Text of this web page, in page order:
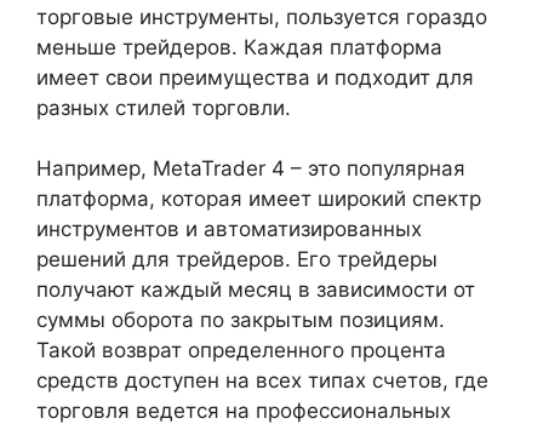
торговые инструменты, пользуется гораздо
меньше трейдеров. Каждая платформа
имеет свои преимущества и подходит для
разных стилей торговли.
Например, MetaTrader 4 – это популярная
платформа, которая имеет широкий спектр
инструментов и автоматизированных
решений для трейдеров. Его трейдеры
получают каждый месяц в зависимости от
суммы оборота по закрытым позициям.
Такой возврат определенного процента
средств доступен на всех типах счетов, где
торговля ведется на профессиональных